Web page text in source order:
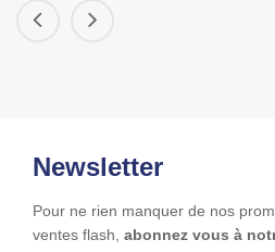
Newsletter
Pour ne rien manquer de nos
ventes flash, abonnez vous à